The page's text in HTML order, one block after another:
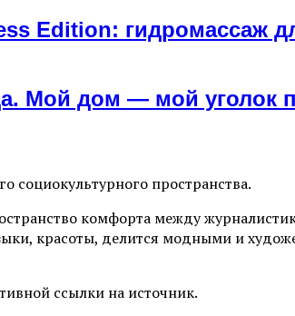
Edition: гидромассаж
Мой дом — мой уголок
социокультурного пространства.
комфорта между
красоты, делится модными и
ссылки на источник.